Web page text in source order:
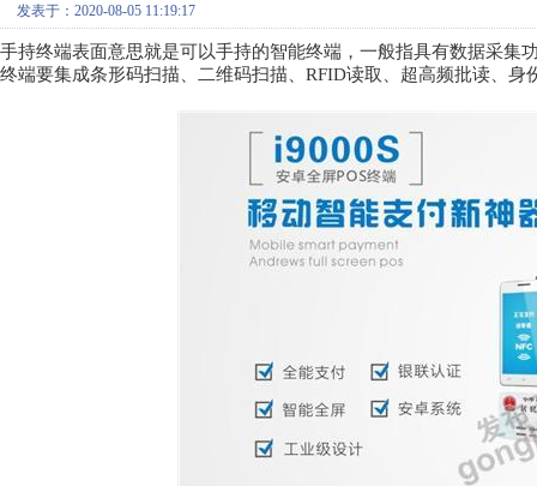
发表于：2020-08-05 11:19:17
手持终端表面意思就是可以手持的智能终端，一般指具有数据采集
终端要集成条形码扫描、二维码扫描、RFID读取、超高频批读、身